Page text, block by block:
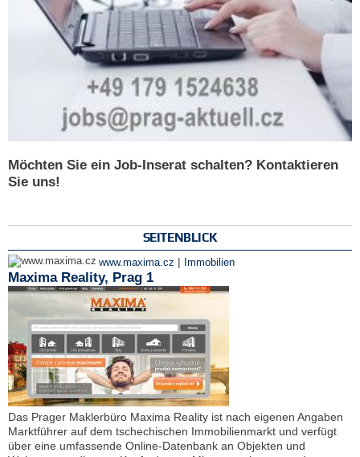
Möchten Sie ein Job-Inserat schalten? Kontaktieren
Sie uns!
SEITENBLICK
www.maxima.cz | Immobilien
Maxima Reality, Prag 1
Das Prager Maklerbüro Maxima Reality ist nach eigenen Angaben
Marktführer auf dem tschechischen Immobilienmarkt und verfügt
über eine umfassende Online-Datenbank an Objekten und